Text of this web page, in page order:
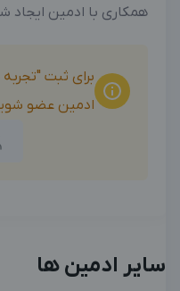
همکاری با ادمین ایجاد
برای ثبت
ادمین عضو
سایر ادمین ها